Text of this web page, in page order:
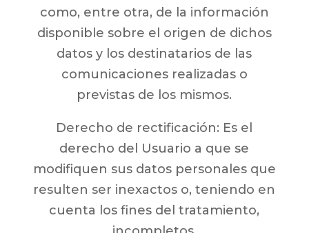
como, entre otra, de la información
disponible sobre el origen de dichos
datos y los destinatarios de las
comunicaciones realizadas o
previstas de los mismos.
Derecho de rectificación: Es el
derecho del Usuario a que se
modifiquen sus datos personales que
resulten ser inexactos o, teniendo en
cuenta los fines del tratamiento,